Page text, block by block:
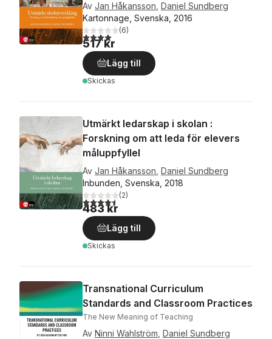
Av Jan Håkansson Daniel Sundberg
Kartonnage, Svenska, 2016
4,0utav 5 stjärnor. Totalt antal röster:
(6)
517 kr
Lägg till
Skickas
Utmärkt ledarskap i skolan :
Forskning om att leda för elevers
måluppfyllel
Av Jan Håkansson Daniel Sundberg
Inbunden, Svenska, 2018
4,5utav 5 stjärnor. Totalt antal röster:
(2)
483 kr
Lägg till
Skickas
Transnational Curriculum
Standards and Classroom Practices
The New Meaning of Teaching
Av Ninni Wahlström Daniel Sundberg